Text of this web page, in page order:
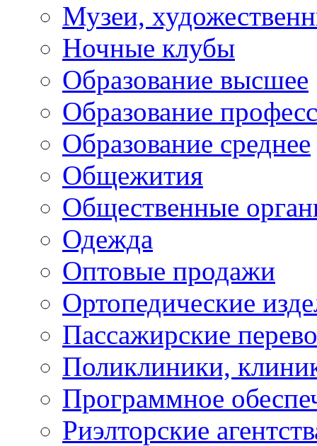
Музеи,
Ночные клубы
Образование высшее
Образование
Образование среднее
Общежития
Общественные
Одежда
Оптовые продажи
Ортопедические
Пассажирские
Поликлиники,
Программное
Риэлторские